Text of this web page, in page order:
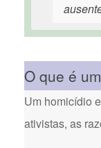
O que é
Um homicídio
ativistas, as